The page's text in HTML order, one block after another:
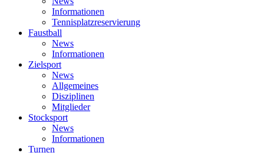
Informationen
Tennisplatzreservierung
Faustball
News
Informationen
Zielsport
News
Allgemeines
Disziplinen
Mitglieder
Stocksport
News
Informationen
Turnen